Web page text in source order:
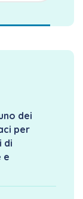
dei
per
di
e